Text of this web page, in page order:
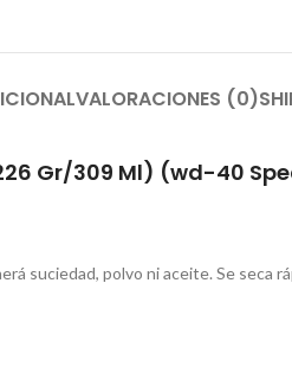
VALORACIONES (0)
Gr/309 Ml) (wd-40
suciedad, polvo ni aceite. Se